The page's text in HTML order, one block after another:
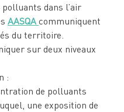
dans l’air
AASQA communiquent
du territoire.
sur deux niveaux
:
de polluants
une exposition de